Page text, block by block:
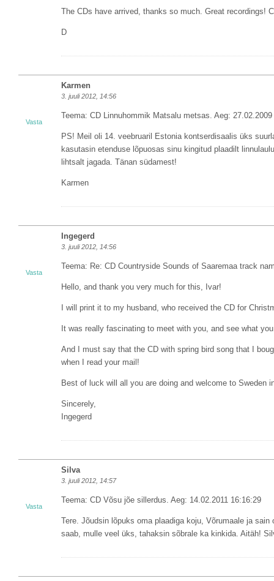
The CDs have arrived, thanks so much. Great recordings!
D
Karmen
3. juuli 2012, 14:56
Teema: CD Linnuhommik Matsalu metsas. Aeg:
PS! Meil oli 14. veebruaril Estonia kontserdisaalis üks
kasutasin etenduse lõpuosas sinu kingitud plaadilt
lihtsalt jagada. Tänan südamest!
Karmen
Vasta
Ingegerd
3. juuli 2012, 14:56
Teema: Re: CD Countryside Sounds of Saaremaa track
Hello, and thank you very much for this, Ivar!
I will print it to my husband, who received the CD for
It was really fascinating to meet with you, and see what
And I must say that the CD with spring bird song that I
when I read your mail!
Best of luck will all you are doing and welcome to Sweden
Sincerely,
Ingegerd
Vasta
Silva
3. juuli 2012, 14:57
Teema: CD Võsu jõe sillerdus. Aeg: 14.02.2011 16:16:29
Tere. Jõudsin lõpuks oma plaadiga koju, Võrumaale ja
saab, mulle veel üks, tahaksin sõbrale ka kinkida. Aitäh!
Vasta